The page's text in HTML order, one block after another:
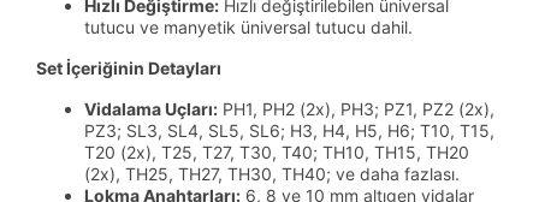
Hızlı Değiştirme: Hızlı değiştirilebilen üniversal
tutucu ve manyetik üniversal tutucu dahil.
Set İçeriğinin Detayları
Vidalama Uçları: PH1, PH2 (2x), PH3; PZ1, PZ2 (2x),
PZ3; SL3, SL4, SL5, SL6; H3, H4, H5, H6; T10, T15,
T20 (2x), T25, T27, T30, T40; TH10, TH15, TH20
(2x), TH25, TH27, TH30, TH40; ve daha fazlası.
Lokma Anahtarları: 6, 8 ve 10 mm altıgen vidalar